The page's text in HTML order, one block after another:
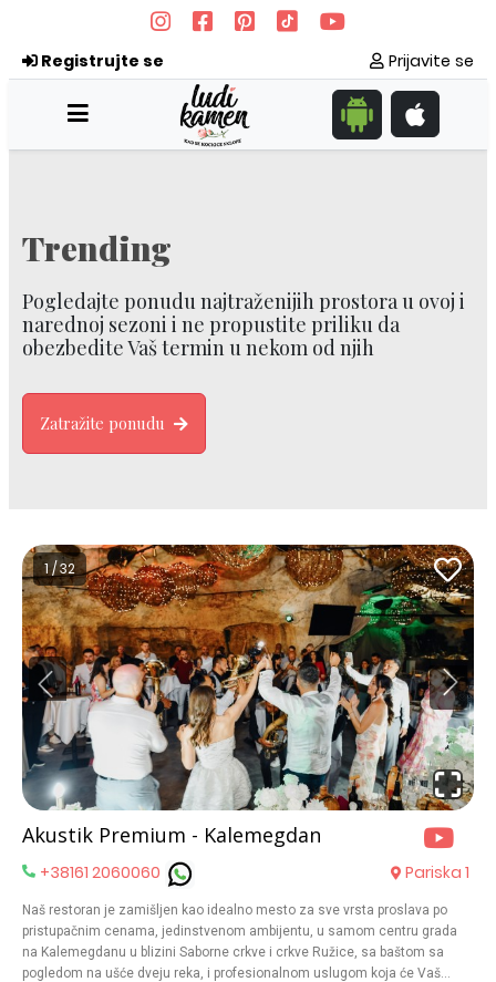
Registrujte se Prijavite se
Trending
Pogledajte ponudu najtraženijih prostora u ovoj i
narednoj sezoni i ne propustite priliku da
obezbedite Vaš termin u nekom od njih
Zatražite ponudu
1 / 32
Akustik Premium - Kalemegdan
+38161 2060060 Pariska 1
Naš restoran je zamišljen kao idealno mesto za sve vrsta proslava po
pristupačnim cenama, jedinstvenom ambijentu, u samom centru grada
na Kalemegdanu u blizini Saborne crkve i crkve Ružice, sa baštom sa
pogledom na ušće dveju reka, i profesionalnom uslugom koja će Vaš